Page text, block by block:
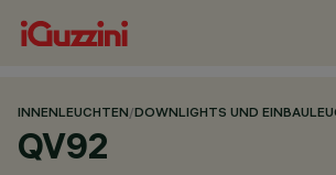
INNENLEUCHTEN/DOWNLIGHTS UND
QV92